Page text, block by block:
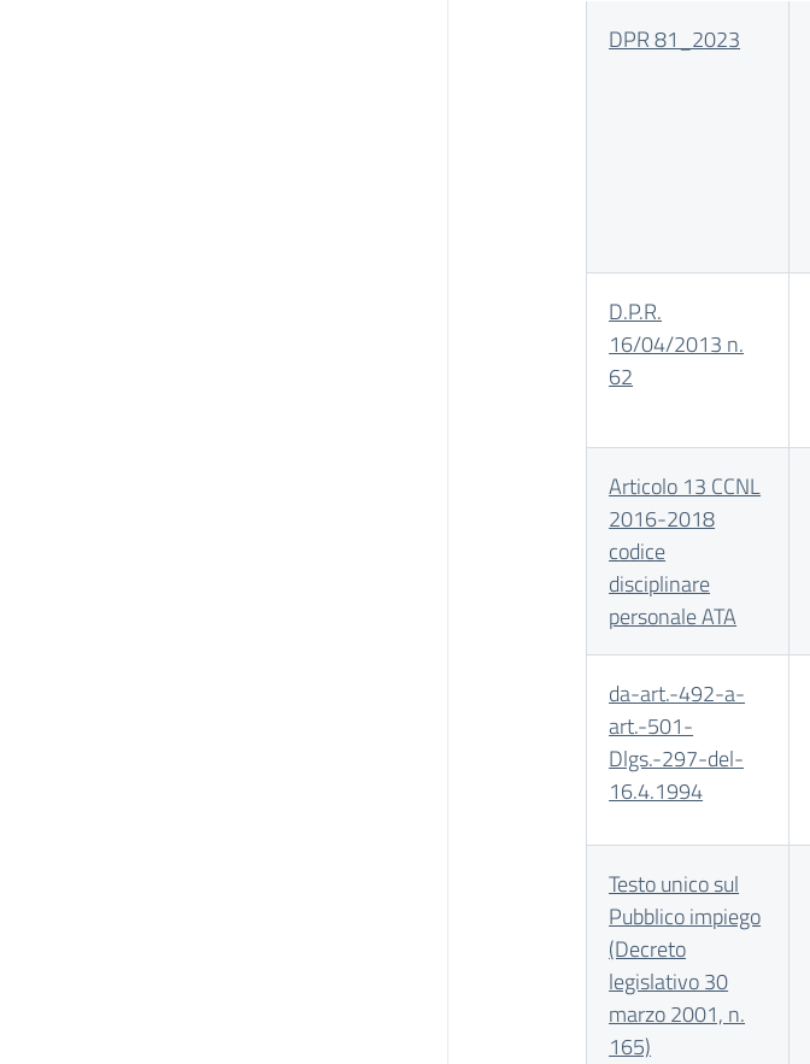
DPR 81_2023
D.P.R.
16/04/2013 n.
62
Articolo 13 CCNL
2016-2018
codice
disciplinare
personale ATA
da-art.-492-a-
art.-501-
Dlgs.-297-del-
16.4.1994
Testo unico sul
Pubblico impiego
(Decreto
legislativo 30
marzo 2001, n.
165)